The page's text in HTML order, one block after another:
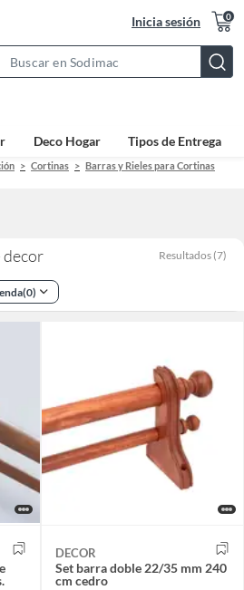
Inicia sesión 0
Bar
Deco Hogar Tipos de Entrega
Cortinas
Barras y Rieles para Cortinas
decor Resultados (7)
(0)
DECOR
Set barra doble 22/35 mm 240
cm cedro